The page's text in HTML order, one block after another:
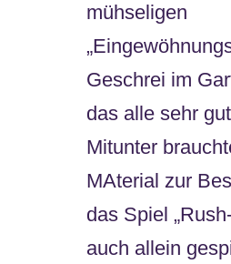
mühseligen
Geschrei im
das alle sehr
Mitunter
MAterial zur
das Spiel
auch allein